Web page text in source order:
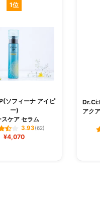
1位
ソフィーナ アイピ
ー)
スケア セラム
3.93(62)
¥4,070
アク